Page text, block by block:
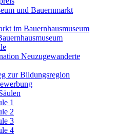
und Bauernmarkt
im Bauernhausmuseum
Neuzugewanderte
zur Bildungsregion
1
2
3
4